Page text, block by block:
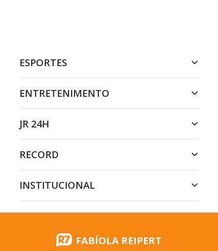
ESPORTES
ENTRETENIMENTO
JR 24H
RECORD
INSTITUCIONAL
FABÍOLA REIPERT